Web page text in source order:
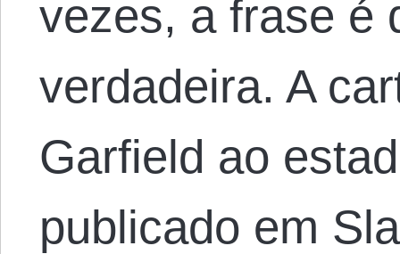
vezes, a frase é
verdadeira. A
Garfield ao
publicado em